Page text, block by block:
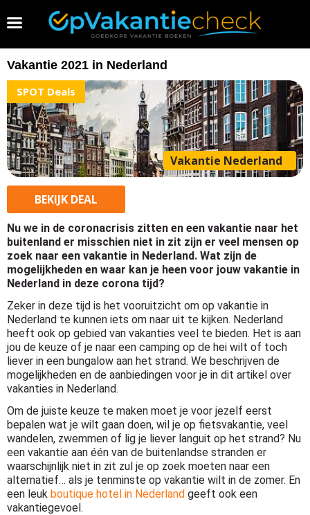
Vakantie 2026 boeken
Vakantie 2021 in Nederland
SPOT Deals
Vakantie Nederland
BEKIJK DEAL
Nu we in de coronacrisis zitten en een vakantie naar het
buitenland er misschien niet in zit zijn er veel mensen op
zoek naar een vakantie in Nederland. Wat zijn de
mogelijkheden en waar kan je heen voor jouw vakantie in
Nederland in deze corona tijd?
Zeker in deze tijd is het vooruitzicht om op vakantie in
Nederland te kunnen iets om naar uit te kijken. Nederland
heeft ook op gebied van vakanties veel te bieden. Het is aan
jou de keuze of je naar een camping op de hei wilt of toch
liever in een bungalow aan het strand. We beschrijven de
mogelijkheden en de aanbiedingen voor je in dit artikel over
vakanties in Nederland.
Om de juiste keuze te maken moet je voor jezelf eerst
bepalen wat je wilt gaan doen, wil je op fietsvakantie, veel
wandelen, zwemmen of lig je liever languit op het strand? Nu
een vakantie aan één van de buitenlandse stranden er
waarschijnlijk niet in zit zul je op zoek moeten naar een
alternatief… als je tenminste op vakantie wilt in de zomer. En
een leuk boutique hotel in Nederland geeft ook een
vakantiegevoel.